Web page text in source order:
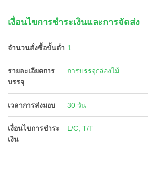
เงื่อนไขการชําระเงินและการจัดส่ง
จำนวนสั่งซื้อขั้นต่ำ 1
รายละเอียดการ
บรรจุ
การบรรจุกล่องไม้
เวลาการส่งมอบ 30 วัน
เงื่อนไขการชำระ
เงิน
L/C, T/T